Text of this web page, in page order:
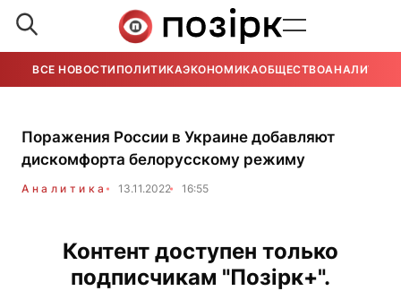
ВСЕ НОВОСТИ ПОЛИТИКАЭКОНОМИКАОБЩЕСТВОАНАЛИТИКА
Поражения России в Украине добавляют
дискомфорта белорусскому режиму
Аналитика 13.11.2022 16:55
Контент доступен только
подписчикам "Позірк+".